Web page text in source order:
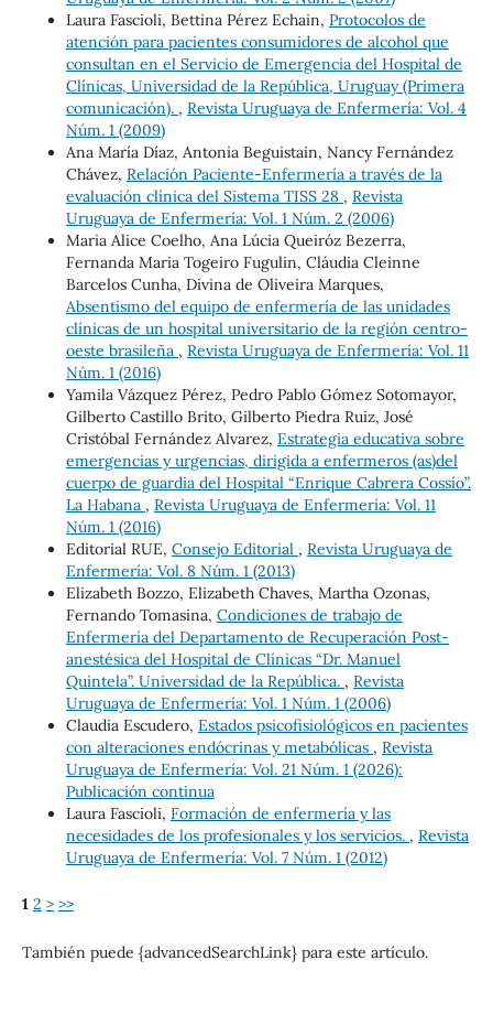
Laura Fascioli, Bettina Pérez Echain, Protocolos de
atención para pacientes consumidores de alcohol que
consultan en el Servicio de Emergencia del Hospital de
Clínicas, Universidad de la República, Uruguay (Primera
comunicación). , Revista Uruguaya de Enfermería: Vol. 4
Núm. 1 (2009)
Ana María Díaz, Antonia Beguistain, Nancy Fernández
Chávez, Relación Paciente-Enfermería a través de la
evaluación clínica del Sistema TISS 28 , Revista
Uruguaya de Enfermería: Vol. 1 Núm. 2 (2006)
Maria Alice Coelho, Ana Lúcia Queiróz Bezerra,
Fernanda Maria Togeiro Fugulin, Cláudia Cleinne
Barcelos Cunha, Divina de Oliveira Marques,
Absentismo del equipo de enfermería de las unidades
clínicas de un hospital universitario de la región centro-
oeste brasileña , Revista Uruguaya de Enfermería: Vol. 11
Núm. 1 (2016)
Yamila Vázquez Pérez, Pedro Pablo Gómez Sotomayor,
Gilberto Castillo Brito, Gilberto Piedra Ruiz, José
Cristóbal Fernández Alvarez, Estrategia educativa sobre
emergencias y urgencias, dirigida a enfermeros (as)del
cuerpo de guardia del Hospital “Enrique Cabrera Cossío”.
La Habana , Revista Uruguaya de Enfermería: Vol. 11
Núm. 1 (2016)
Editorial RUE, Consejo Editorial , Revista Uruguaya de
Enfermería: Vol. 8 Núm. 1 (2013)
Elizabeth Bozzo, Elizabeth Chaves, Martha Ozonas,
Fernando Tomasina, Condiciones de trabajo de
Enfermería del Departamento de Recuperación Post-
anestésica del Hospital de Clínicas “Dr. Manuel
Quintela”. Universidad de la República. , Revista
Uruguaya de Enfermería: Vol. 1 Núm. 1 (2006)
Claudia Escudero, Estados psicofisiológicos en pacientes
con alteraciones endócrinas y metabólicas , Revista
Uruguaya de Enfermería: Vol. 21 Núm. 1 (2026):
Publicación continua
Laura Fascioli, Formación de enfermería y las
necesidades de los profesionales y los servicios. , Revista
Uruguaya de Enfermería: Vol. 7 Núm. 1 (2012)
1 2 > >>
También puede {advancedSearchLink} para este artículo.